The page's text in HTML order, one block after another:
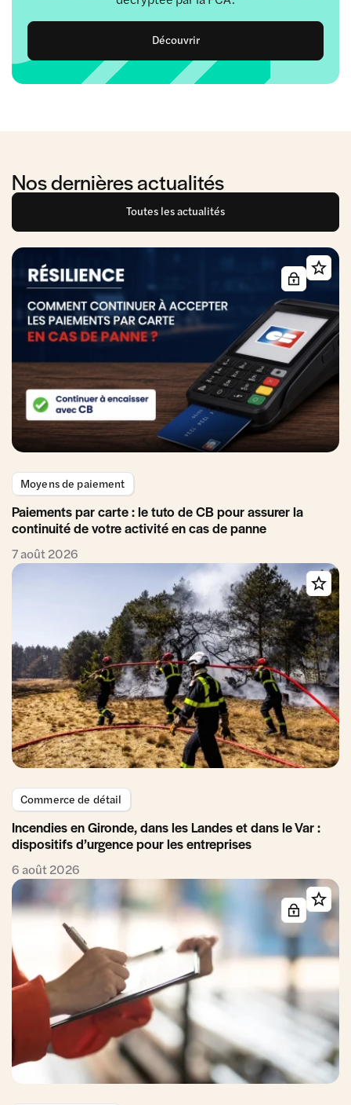
Découvrir
Nos dernières actualités
Toutes les actualités
Moyens de paiement
Paiements par carte : le tuto de CB pour assurer la
continuité de votre activité en cas de panne
7 août 2026
Commerce de détail
Incendies en Gironde, dans les Landes et dans le Var :
dispositifs d’urgence pour les entreprises
6 août 2026